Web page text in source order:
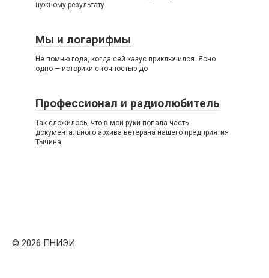
нужному результату
Мы и логарифмы
Не помню года, когда сей казус приключился. Ясно
одно — историки с точностью до
Профессионал и радиолюбитель
Так сложилось, что в мои руки попала часть
документального архива ветерана нашего предприятия
Тычина
© 2026 ПНИЭИ